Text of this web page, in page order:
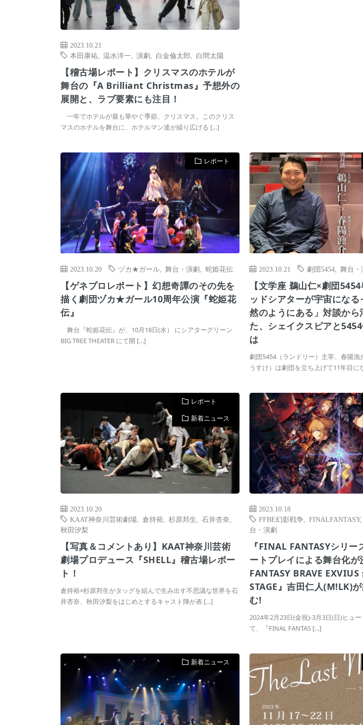
2023.10.21
本田康祐
温水洋一 演劇 白金倫太郎 白間太陽
【稽古場レポート】クリスマスのホテルが
舞台の『A Brilliant Christmas』予想外の
展開と、ラブ要素にも注目！
一年でホテルが最も華やぐ季節、クリスマス。このクリス
マスのホテルを舞台に、ホテルマン達が繰り広げる […]
レポート
2023.10.20 ヅカ★ガール 舞台・演劇 蛇姫花伝
【ゲネプロレポート】幻想奇譚のその先を
描く劇団ヅカ★ガール10周年公演『蛇姫花
伝』
舞台『蛇姫花伝』が、10月18日(水） にシアターグリーン
BIG TREE THEATER にて開 […]
2023.10.21 劇団5454 ,舞台・
【文学座 鵜山仁×劇団
ッドシアターが宇宙になる
然のようにある」対談から
た、シェイクスピアと
は
劇団5454（ランドリー）主宰、春陽漁
うすけ）は劇団を立ち上げて11年目に
レポート
新着ニュース
2023.10.20
KAAT神奈川芸術劇場
倉持裕 杉原邦⽣ ⽯井杏奈
秋⽥汐梨
【写真＆コメントあり】KAAT神奈川芸術
劇場プロデュース『SHELL』稽古場レポー
ト！
倉持裕×杉原邦⽣がタッグを組んで⽣み出す不思議な世界を⽯
井杏奈、秋⽥汐梨をはじめとするキャスト陣が表 […]
2023.10.18
FFBE幻影戦争 ,FINALFANTASY
台・演劇
『FINAL FANTASYシリー
ートプレイによる舞台化
FANTASY BRAVE EXVIUS
STAGE』吉田仁人(M!LK)
む!
2024年2月23日(金祝)-3月3日(日)ヒュ
て、『FINAL FANTAS […]
新着ニュース